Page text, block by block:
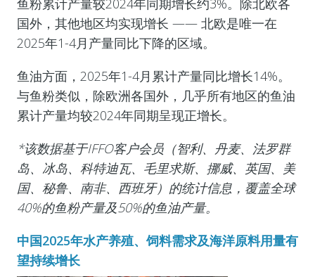
国外，其他地区均实现增长 —— 北欧是唯一在
2025年1-4月产量同比下降的区域。
鱼油方面，2025年1-4月累计产量同比增长14%。
与鱼粉类似，除欧洲各国外，几乎所有地区的鱼油
累计产量均较2024年同期呈现正增长。
*该数据基于IFFO客户会员（智利、丹麦、法罗群
岛、冰岛、科特迪瓦、毛里求斯、挪威、英国、美
国、秘鲁、南非、西班牙）的统计信息，覆盖全球
40%的鱼粉产量及50%的鱼油产量。
中国2025年水产养殖、饲料需求及海洋原料用量有
望持续增长